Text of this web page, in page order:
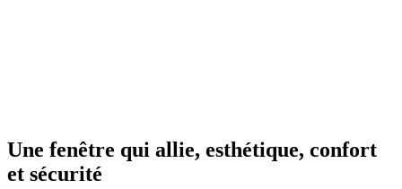
Une fenêtre qui allie, esthétique, confort
et sécurité